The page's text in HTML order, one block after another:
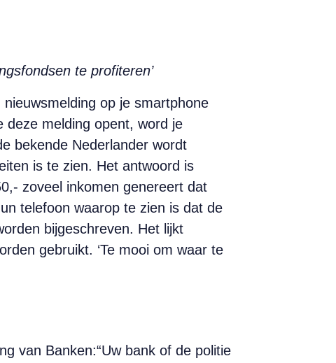
te profiteren’
op je smartphone
deze melding opent, word je
bekende Nederlander wordt
is te zien. Het antwoord is
zoveel inkomen genereert dat
telefoon waarop te zien is dat de
bijgeschreven. Het lijkt
gebruikt. ‘Te mooi om waar te
van Banken:“Uw bank of de politie